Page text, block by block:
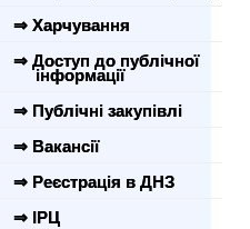
⇒ Харчування
⇒ Доступ до публічної
інформації
⇒ Публічні закупівлі
⇒ Вакансії
⇒ Реєстрація в ДНЗ
⇒ ІРЦ